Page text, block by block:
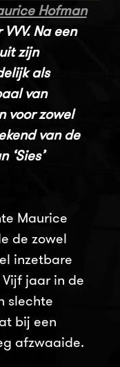
Hofman
Na een
zijn
als
van
voor zowel
van de
Maurice
de zowel
inzetbare
jaar in de
slechte
bij een
afzwaaide.